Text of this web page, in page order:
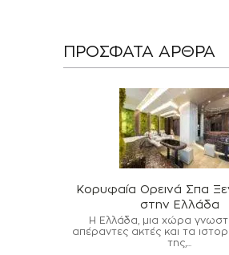
ΠΡΌΣΦΑΤΑ ΆΡΘΡΑ
Κορυφαία Ορεινά Σπα
στην Ελλάδα
Η Ελλάδα, μια χώρα
απέραντες ακτές και τα
της,...